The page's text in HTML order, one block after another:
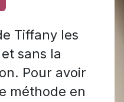
Tiffany les
sans la
Pour avoir
méthode en